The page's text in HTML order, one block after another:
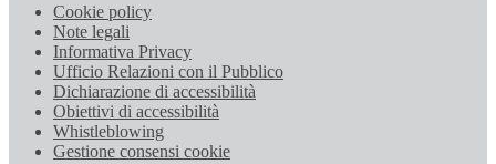
Cookie policy
Note legali
Informativa Privacy
Ufficio Relazioni con il Pubblico
Dichiarazione di accessibilità
Obiettivi di accessibilità
Whistleblowing
Gestione consensi cookie